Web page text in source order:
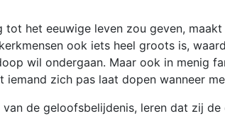
het eeuwige leven zou geven,
ook iets heel groots is,
wil ondergaan. Maar ook in menig
zich pas laat dopen wanneer
de geloofsbelijdenis, leren dat zij